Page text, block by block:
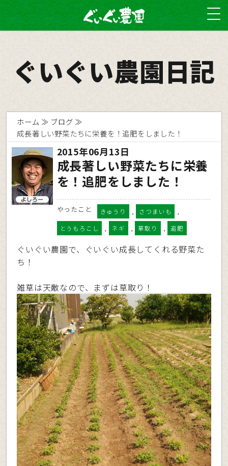
ぐいぐい農園日記
ホーム
ブログ
成長著しい野菜たちに栄養を！追肥をしました！
2015年06月13日
成長著しい野菜たちに栄養
を！追肥をしました！
やったこと きゅうり , さつまいも ,
とうもろこし , ネギ , 草取り , 追肥
ぐいぐい農園で、ぐいぐい成長してくれる野菜た
ち！
雑草は天敵なので、まずは草取り！